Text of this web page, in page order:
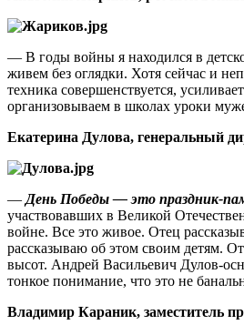
— В годы войны я находился в
живем без оглядки. Хотя сейчас и
техника совершенствуется,
организовываем в школах уроки
Екатерина Дулова, генеральный
— День Победы — это праздник-
участвовавших в Великой
войне. Все это живое. Отец
рассказываю об этом своим детям.
высот. Андрей Васильевич Дулов-
тонкое понимание, что это не
Владимир Караник, заместитель